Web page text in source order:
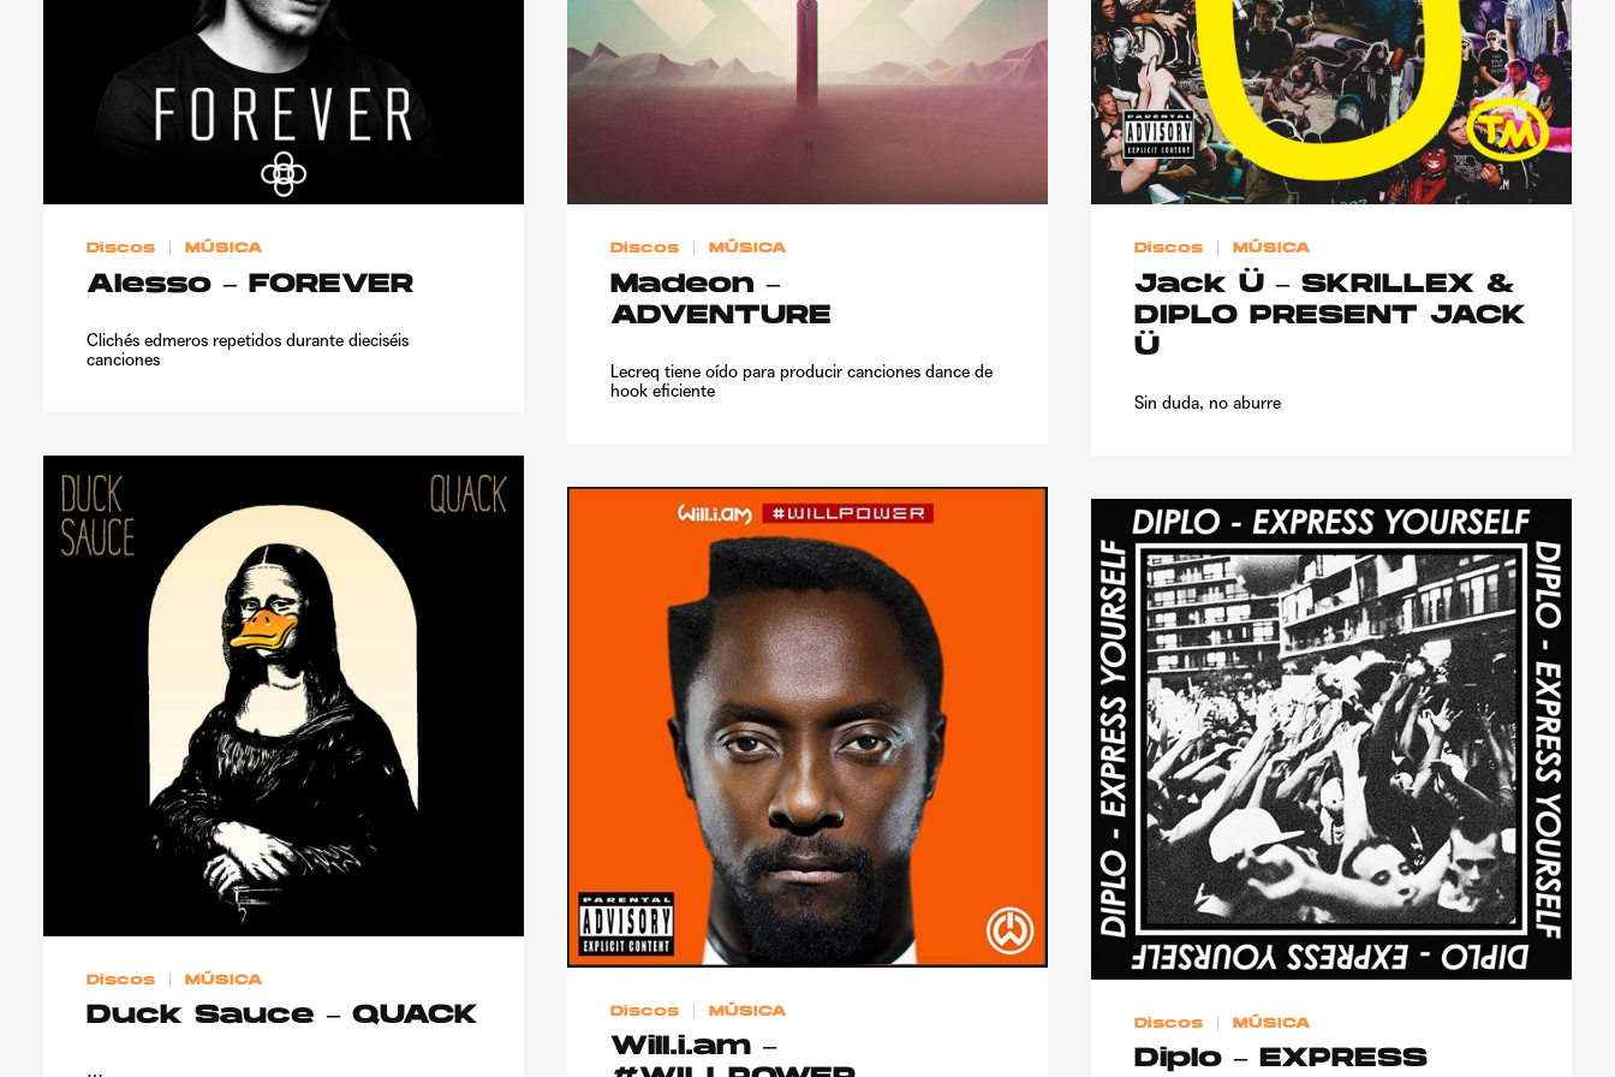
Discos MÚSICA
Alesso – FOREVER
Clichés edmeros repetidos durante dieciséis
canciones
Discos MÚSICA
Madeon –
ADVENTURE
Lecreq tiene oído para producir canciones dance de
hook eficiente
Discos MÚSICA
Jack Ü – SKRILLEX &
DIPLO PRESENT JACK
Ü
Sin duda, no aburre
Discos MÚSICA
Duck Sauce – QUACK
…
Discos MÚSICA
Will.i.am –
Discos MÚSICA
Diplo – EXPRESS